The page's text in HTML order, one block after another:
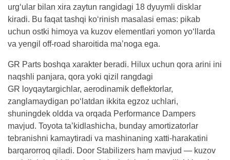
urg‘ular bilan xira zaytun rangidagi 18 dyuymli disklar
kiradi. Bu faqat tashqi ko‘rinish masalasi emas: pikab
uchun ostki himoya va kuzov elementlari yomon yo‘llarda
va yengil off-road sharoitida ma’noga ega.
GR Parts boshqa xarakter beradi. Hilux uchun qora arini ini
naqshli panjara, qora yoki qizil rangdagi
GR loyqaytargichlar, aerodinamik deflektorlar,
zanglamaydigan po‘latdan ikkita egzoz uchlari,
shuningdek oldda va orqada Performance Dampers
mavjud. Toyota ta’kidlashicha, bunday amortizatorlar
tebranishni kamaytiradi va mashinaning xatti-harakatini
barqarorroq qiladi. Door Stabilizers ham mavjud — kuzov